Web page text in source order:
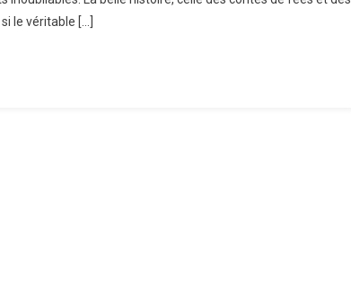
le véritable […]